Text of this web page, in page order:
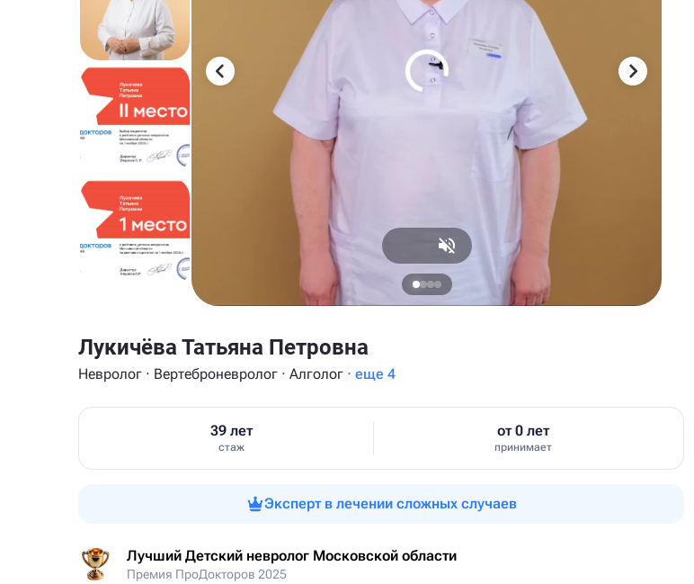
Лукичёва Татьяна Петровна
Невролог · Вертеброневролог · Алголог · еще 4
39 лет
стаж
от 0 лет
принимает
Эксперт в лечении сложных случаев
Лучший Детский невролог Московской области
Премия ПроДокторов 2025